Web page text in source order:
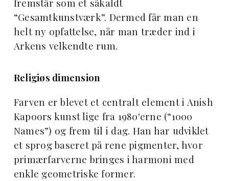
fremstår som et såkaldt
“Gesamtkunstværk”. Dermed får man en
helt ny opfattelse, når man træder ind i
Arkens velkendte rum.
Religiøs dimension
Farven er blevet et centralt element i Anish
Kapoors kunst lige fra 1980'erne (“1000
Names”) og frem til i dag. Han har udviklet
et sprog baseret på rene pigmenter, hvor
primærfarverne bringes i harmoni med
enkle geometriske former.